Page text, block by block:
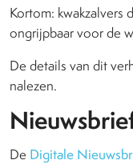
Kortom: kwakzalvers
ongrijpbaar voor de
De details van dit
nalezen.
De Digitale